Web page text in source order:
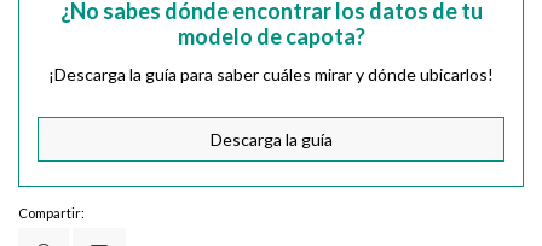
¿No sabes dónde encontrar los datos de tu
modelo de capota?
¡Descarga la guía para saber cuáles mirar y dónde ubicarlos!
Descarga la guía
Compartir: